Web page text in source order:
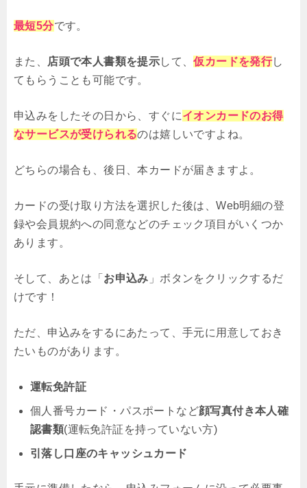
最短5分です。
また、 店頭で本人書類を提示して、仮カードを発行し
てもらうことも可能です。
申込みをしたその日から、すぐにイオンカードのお得
なサービスが受けられるのは嬉しいですよね。
どちらの場合も、後日、本カードが届きますよ。
カードの受け取り方法を選択した後は、Web明細の登
録や会員規約への同意などのチェック項目がいくつか
あります。
そして、あとは「 お申込み 」ボタンをクリックするだ
けです！
ただ、申込みをするにあたって、手元に用意しておき
たいものがあります。
運転免許証
個人番号カード・パスポートなど顔写真付き本人確
認書類(運転免許証を持っていない方)
引落し口座のキャッシュカード